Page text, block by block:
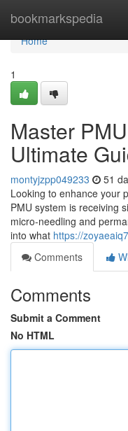
bookmarkspedia
Home
Home
1
Master
Ultimate
montyjzpp049233 51
Looking to enhance your
PMU system is receiving
micro-needling and
into what https://
Comments
Comments
Submit a Comment
No HTML